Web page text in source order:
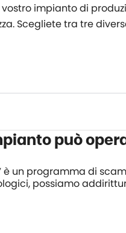
impianto di
Scegliete tra tre
può
è un programma di
possiamo